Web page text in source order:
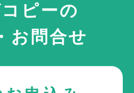
ピーの
お問合せ